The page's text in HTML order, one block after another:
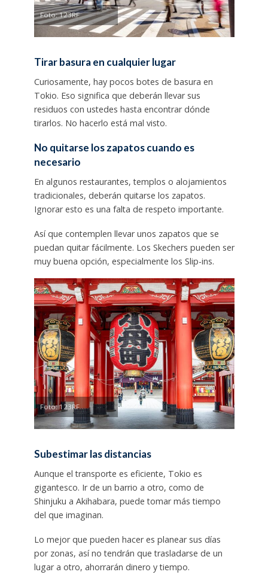
Foto: 123RF
Tirar basura en cualquier lugar
Curiosamente, hay pocos botes de basura en
Tokio. Eso significa que deberán llevar sus
residuos con ustedes hasta encontrar dónde
tirarlos. No hacerlo está mal visto.
No quitarse los zapatos cuando es
necesario
En algunos restaurantes, templos o alojamientos
tradicionales, deberán quitarse los zapatos.
Ignorar esto es una falta de respeto importante.
Así que contemplen llevar unos zapatos que se
puedan quitar fácilmente. Los Skechers pueden ser
muy buena opción, especialmente los Slip-ins.
Foto: 123RF
Subestimar las distancias
Aunque el transporte es eficiente, Tokio es
gigantesco. Ir de un barrio a otro, como de
Shinjuku a Akihabara, puede tomar más tiempo
del que imaginan.
Lo mejor que pueden hacer es planear sus días
por zonas, así no tendrán que trasladarse de un
lugar a otro, ahorrarán dinero y tiempo.